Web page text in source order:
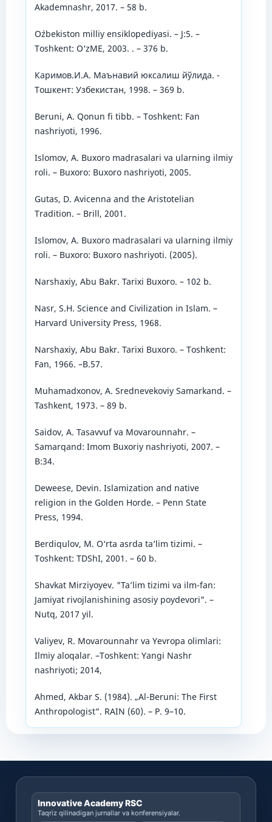
Akademnashr, 2017. – 58 b.
O`zbekiston milliy ensiklopediyasi. – J:5. –
Toshkent: O‘zME, 2003. . – 376 b.
Каримов.И.А. Маънавий юксалиш йўлида. -
Тошкент: Узбекистан, 1998. – 369 b.
Beruni, A. Qonun fi tibb. – Toshkent: Fan
nashriyoti, 1996.
Islomov, A. Buxoro madrasalari va ularning ilmiy
roli. – Buxoro: Buxoro nashriyoti, 2005.
Gutas, D. Avicenna and the Aristotelian
Tradition. – Brill, 2001.
Islomov, A. Buxoro madrasalari va ularning ilmiy
roli. – Buxoro: Buxoro nashriyoti. (2005).
Narshaxiy, Abu Bakr. Tarixi Buxoro. – 102 b.
Nasr, S.H. Science and Civilization in Islam. –
Harvard University Press, 1968.
Narshaxiy, Abu Bakr. Tarixi Buxoro. – Toshkent:
Fan, 1966. –B.57.
Muhamadxonov, A. Srednevekoviy Samarkand. –
Tashkent, 1973. – 89 b.
Saidov, A. Tasavvuf va Movarounnahr. –
Samarqand: Imom Buxoriy nashriyoti, 2007. –
B:34.
Deweese, Devin. Islamization and native
religion in the Golden Horde. – Penn State
Press, 1994.
Berdiqulov, M. O‘rta asrda ta’lim tizimi. –
Toshkent: TDShI, 2001. – 60 b.
Shavkat Mirziyoyev. "Ta’lim tizimi va ilm-fan:
Jamiyat rivojlanishining asosiy poydevori". –
Nutq, 2017 yil.
Valiyev, R. Movarounnahr va Yevropa olimlari:
Ilmiy aloqalar. –Toshkent: Yangi Nashr
nashriyoti; 2014,
Ahmed, Akbar S. (1984). „Al-Beruni: The First
Anthropologist“. RAIN (60). – P. 9–10.
Innovative Academy RSC
Taqriz qilinadigan jurnallar va konferensiyalar.